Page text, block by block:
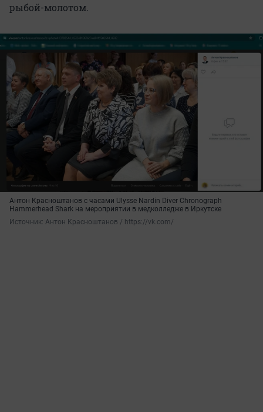
рыбой-молотом.
Антон Красноштанов с часами Ulysse Nardin Diver Chronograph
Hammerhead Shark на мероприятии в медколледже в Иркутске
Источник: Антон Красноштанов / https://vk.com/